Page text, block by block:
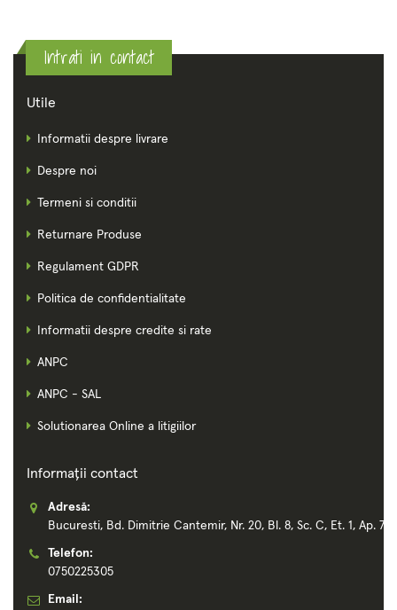
Intrati in contact
Utile
Informatii despre livrare
Despre noi
Termeni si conditii
Returnare Produse
Regulament GDPR
Politica de confidentialitate
Informatii despre credite si rate
ANPC
ANPC - SAL
Solutionarea Online a litigiilor
Informații contact
Adresă:
Bucuresti, Bd. Dimitrie Cantemir, Nr. 20, Bl. 8, Sc. C, Et. 1, Ap.
Telefon:
0750225305
Email: